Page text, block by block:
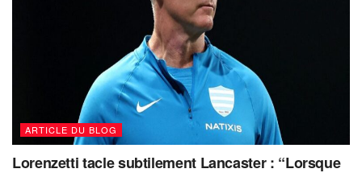
ARTICLE DU BLOG
Lorenzetti tacle subtilement Lancaster : “Lorsque